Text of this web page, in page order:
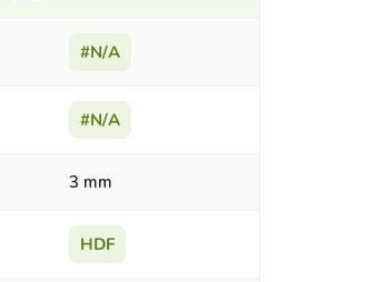
#N/A
#N/A
3 mm
HDF